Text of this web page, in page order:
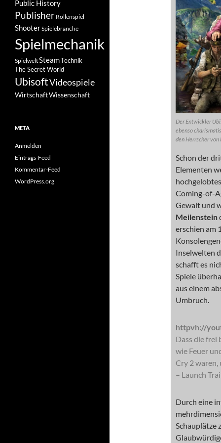
Der Entwickler
ebenso
den Herrscher
Schon der
Elementen
Coming-of-
Gewalt und
Meilenstein
erschien am
Inselwelten
schafft es
Spiele
aus einem
Umbruch.
httpvh://
Dass die frei
wie Feuer
Cry 2
– Launch
Durch eine
Schauplätze
Public History
Publisher Rollenspiel
ShooterSpielebranche
Spielmechanik
SpielweltSteamTechnik
The Secret World
UbisoftVideospiele
WirtschaftWissenschaft
META
Anmelden
Eintrags-Feed
Kommentar-Feed
WordPress.org